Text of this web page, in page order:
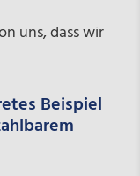
uns, dass wir
Beispiel